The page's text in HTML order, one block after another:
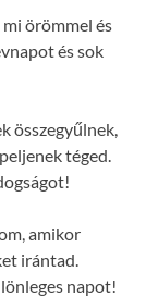
mi örömmel és
és sok
összegyűlnek,
téged.
amikor
irántad.
napot!